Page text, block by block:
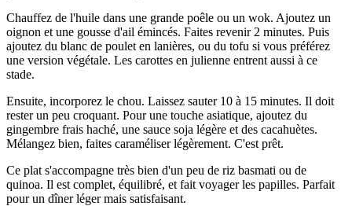
Chauffez de l'huile dans une grande poêle ou un wok. Ajoutez un
oignon et une gousse d'ail émincés. Faites revenir 2 minutes. Puis
ajoutez du blanc de poulet en lanières, ou du tofu si vous préférez
une version végétale. Les carottes en julienne entrent aussi à ce
stade.
Ensuite, incorporez le chou. Laissez sauter 10 à 15 minutes. Il doit
rester un peu croquant. Pour une touche asiatique, ajoutez du
gingembre frais haché, une sauce soja légère et des cacahuètes.
Mélangez bien, faites caraméliser légèrement. C'est prêt.
Ce plat s'accompagne très bien d'un peu de riz basmati ou de
quinoa. Il est complet, équilibré, et fait voyager les papilles. Parfait
pour un dîner léger mais satisfaisant.